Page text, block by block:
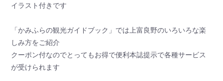
イラスト付きです
「かみふらの観光ガイドブック」では上富良野のいろいろな楽
しみ方をご紹介
クーポン付なのでとってもお得で便利本誌提示で各種サービス
が受けられます